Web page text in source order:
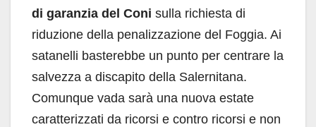
di garanzia del Coni sulla richiesta di
riduzione della penalizzazione del Foggia. Ai
satanelli basterebbe un punto per centrare la
salvezza a discapito della Salernitana.
Comunque vada sarà una nuova estate
caratterizzati da ricorsi e contro ricorsi e non